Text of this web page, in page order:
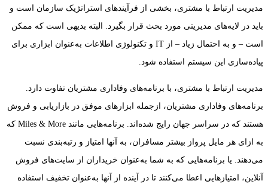
مدیریت ارتباط با مشتری، بخشی از فرآیندهای استراتژیک سازمان است و
باید در لایه‌های مدیریتی مورد بحث قرار بگیرد. البته بدیهی است که ممکن
است – و به احتمال زیاد – از IT و تکنولوژی اطلاعات به‌عنوان ابزاری برای
پیاده‌سازی این سیستم استفاده شود.
مدیریت ارتباط با مشتری، با برنامه‌های وفاداری مشتریان تفاوت دارد.
برنامه‌های وفاداری مشتریان، ازجمله ابزارهای موفق در بازاریابی و فروش
هستند که در سراسر جهان رایج شده‌اند. برنامه‌هایی مانند Miles & More که
به ازای هر مایل پرواز بیشتر مسافران، به آنها امتیاز و رتبه‌بندی نسبت
می‌دهند. یا برنامه‌هایی که به شما به‌عنوان خریداران از سایت‌های فروش
آنلاین، امتیازهایی اعطا می‌کنند تا در آینده از آنها به‌عنوان تخفیف استفاده